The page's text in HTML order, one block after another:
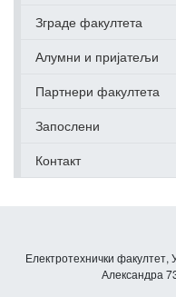
Зграде факултета
Алумни и пријатељи
Партнери факултета
Запослени
Контакт
Електротехнички
Александра